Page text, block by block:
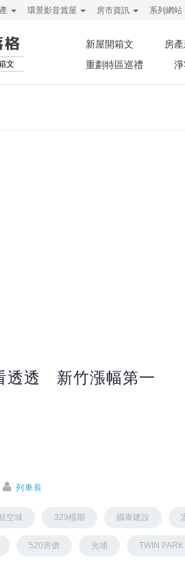
環景影音賞屋 房市資訊 系列網站
格
文
新屋開箱文 房
重劃特區巡禮
透透 新竹漲幅第一
列車長
空城 329檔期 國泰建設
520房價 光埔 TWIN PARK